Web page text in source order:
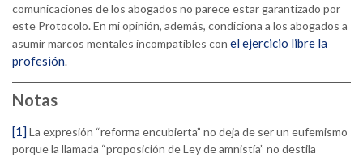
comunicaciones de los abogados no parece estar garantizado por
este Protocolo. En mi opinión, además, condiciona a los abogados a
asumir marcos mentales incompatibles con el ejercicio libre la
profesión.
Notas
[1] La expresión “reforma encubierta” no deja de ser un eufemismo
porque la llamada “proposición de Ley de amnistía” no destila